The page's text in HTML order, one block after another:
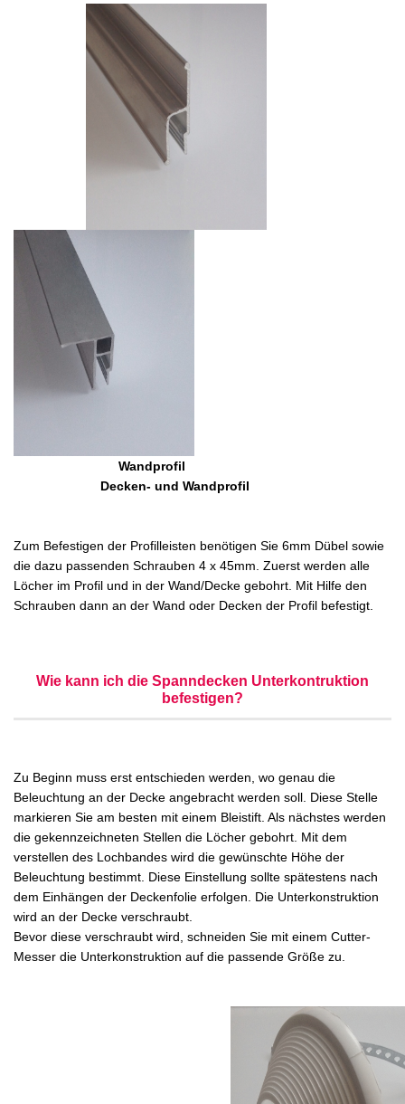
Wandprofil
Decken- und Wandprofil
Zum Befestigen der Profilleisten benötigen Sie 6mm Dübel sowie
die dazu passenden Schrauben 4 x 45mm. Zuerst werden alle
Löcher im Profil und in der Wand/Decke gebohrt. Mit Hilfe den
Schrauben dann an der Wand oder Decken der Profil befestigt.
Wie kann ich die Spanndecken Unterkontruktion
befestigen?
Zu Beginn muss erst entschieden werden, wo genau die
Beleuchtung an der Decke angebracht werden soll. Diese Stelle
markieren Sie am besten mit einem Bleistift. Als nächstes werden
die gekennzeichneten Stellen die Löcher gebohrt. Mit dem
verstellen des Lochbandes wird die gewünschte Höhe der
Beleuchtung bestimmt. Diese Einstellung sollte spätestens nach
dem Einhängen der Deckenfolie erfolgen. Die Unterkonstruktion
wird an der Decke verschraubt.
Bevor diese verschraubt wird, schneiden Sie mit einem Cutter-
Messer die Unterkonstruktion auf die passende Größe zu.